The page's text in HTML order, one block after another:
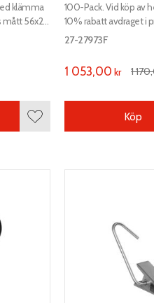
klämma
56x23
Lägg till i favoriter
100-Pack. Vid köp av
10% rabatt avdraget i
krok. För rör upp till 35
27-27973F
1 053,00 kr 1
Köp